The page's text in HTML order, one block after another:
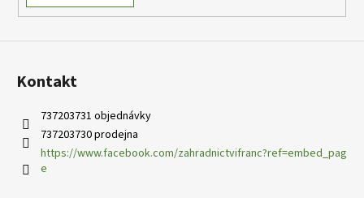
ý
p
Kontakt
737203731 objednávky
737203730 prodejna
https://www.facebook.com/zahradnictvifranc?ref=embed_pag
e